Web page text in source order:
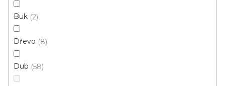
Buk 2
Dřevo 8
Dub 58
Ecoline Click (plovoucí)